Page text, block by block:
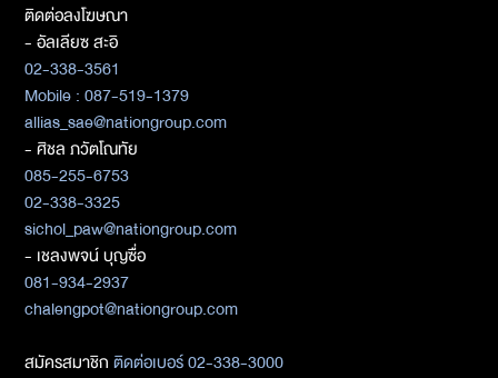
ติดต่อลงโฆษณา
- อัลเลียซ สะอิ
02-338-3561
Mobile : 087-519-1379
allias_sae@nationgroup.com
- ศิชล ภวัตโณทัย
085-255-6753
02-338-3325
sichol_paw@nationgroup.com
- เชลงพจน์ บุญซื่อ
081-934-2937
chalengpot@nationgroup.com
สมัครสมาชิกติดต่อเบอร์ 02-338-3000